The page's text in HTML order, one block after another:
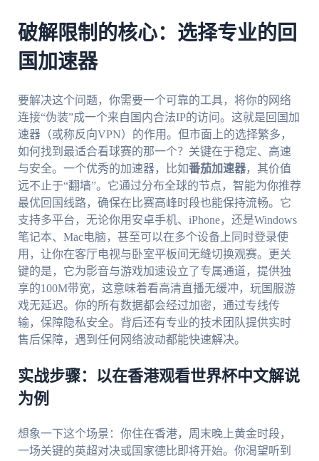
破解限制的核心：选择专业的回
国加速器
要解决这个问题，你需要一个可靠的工具，将你的网络
连接“伪装”成一个来自国内合法IP的访问。这就是回国加
速器（或称反向VPN）的作用。但市面上的选择繁多，
如何找到最适合看球赛的那一个？关键在于稳定、高速
与安全。一个优秀的加速器，比如番茄加速器，其价值
远不止于“翻墙”。它通过分布全球的节点，智能为你推荐
最优回国线路，确保在比赛高峰时段也能保持流畅。它
支持多平台，无论你用安卓手机、iPhone，还是Windows
笔记本、Mac电脑，甚至可以在多个设备上同时登录使
用，让你在客厅电视与卧室平板间无缝切换观赛。更关
键的是，它为影音与游戏加速设立了专属通道，提供独
享的100M带宽，这意味着看高清直播无缓冲，玩国服游
戏无延迟。你的所有数据都会经过加密，通过专线传
输，保障隐私安全。背后还有专业的技术团队提供实时
售后保障，遇到任何网络波动都能快速解决。
实战步骤：以在香港观看世界杯中文解说
为例
想象一下这个场景：你住在香港，周末晚上黄金时段，
一场关键的英超对决或国家德比即将开始。你渴望听到